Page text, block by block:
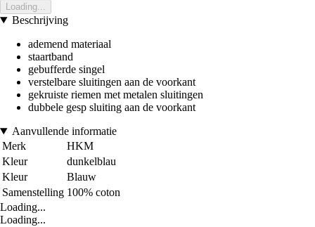
Loading...
Beschrijving
ademend materiaal
staartband
gebufferde singel
verstelbare sluitingen aan de voorkant
gekruiste riemen met metalen sluitingen
dubbele gesp sluiting aan de voorkant
Aanvullende informatie
Merk
HKM
Kleur
dunkelblau
Kleur
Blauw
Samenstelling 100% coton
Loading...
Loading...